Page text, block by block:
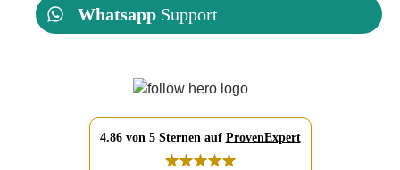
Whatsapp Support
4.86 von 5 Sternen auf ProvenExpert